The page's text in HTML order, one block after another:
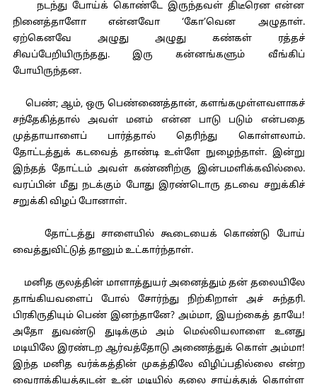
நடந்து போய்க் கொண்டே இருந்தவள் திடீரென என்ன
நினைத்தாளோ என்னவோ ‘கோ’வென அழுதாள்.
ஏற்கெனவே அழுது அழுது கண்கள் ரத்தச்
சிவப்பேறியிருந்தது. இரு கன்னங்களும் வீங்கிப்
போயிருந்தன.
பெண்; ஆம், ஒரு பெண்ணைத்தான், களங்கமுள்ளவளாகச்
சந்தேகித்தால் அவள் மனம் என்ன பாடு படும் என்பதை
முத்தாயாளைப் பார்த்தால் தெரிந்து கொள்ளலாம்.
தோட்டத்துக் கடவைத் தாண்டி உள்ளே நுழைந்தாள். இன்று
இந்தத் தோட்டம் அவள் கண்ணிற்கு இன்பமளிக்கவில்லை.
வரப்பின் மீது நடக்கும் போது இரண்டொரு தடவை சறுக்கிச்
சறுக்கி விழப் போனாள்.
தோட்டத்து சாளையில் கூடையைக் கொண்டு போய்
வைத்துவிட்டுத் தானும் உட்கார்ந்தாள்.
மனித குலத்தின் மாளாத்துயர் அனைத்தும் தன் தலையிலே
தாங்கியவளைப் போல் சோர்ந்து நிற்கிறாள் அச் சுந்தரி.
பிரகிருதியும் பெண் இனந்தானே? அம்மா, இயற்கைத் தாயே!
அதோ துவண்டு துடிக்கும் அம் மெல்லியலாளை உனது
மடியிலே இரண்டற ஆர்வத்தோடு அணைத்துக் கொள் அம்மா!
இந்த மனித வர்க்கத்தின் முகத்திலே விழிப்பதில்லை என்ற
வைராக்கியத்துடன் உன் மடியில் தலை சாய்த்துக் கொள்ள